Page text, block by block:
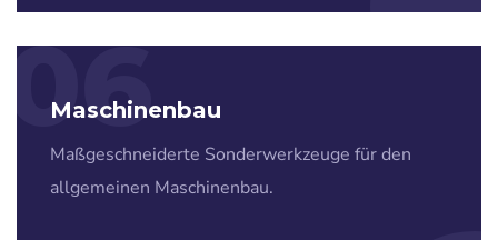
06
Maschinenbau
Maßgeschneiderte Sonderwerkzeuge für den
allgemeinen Maschinenbau.